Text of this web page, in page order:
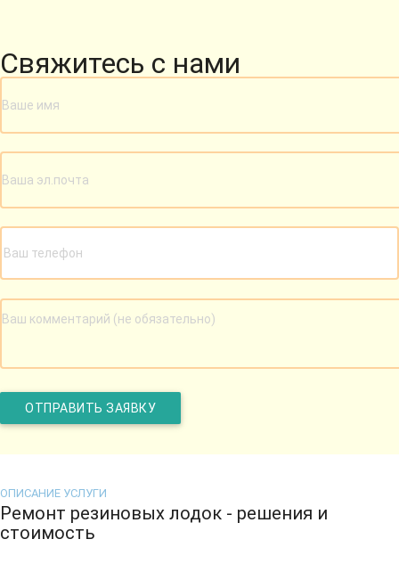
Свяжитесь с нами
ОПИСАНИЕ УСЛУГИ
Ремонт резиновых лодок - решения и
стоимость